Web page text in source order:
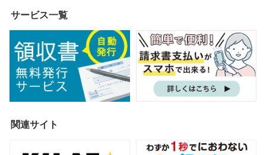
サービス一覧
関連サイト